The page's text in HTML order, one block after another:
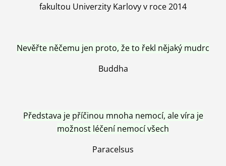
fakultou Univerzity Karlovy v roce 2014
Nevěřte něčemu jen proto, že to řekl nějaký mudrc
Buddha
Představa je příčinou mnoha nemocí, ale víra je
možnost léčení nemocí všech
Paracelsus